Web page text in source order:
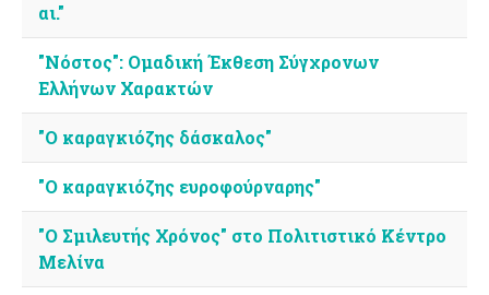
αι."
"Νόστος": Ομαδική Έκθεση Σύγχρονων
Ελλήνων Χαρακτών
"Ο καραγκιόζης δάσκαλος"
"Ο καραγκιόζης ευροφούρναρης"
"Ο Σμιλευτής Χρόνος" στο Πολιτιστικό Κέντρο
Μελίνα